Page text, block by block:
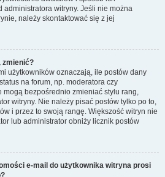
witryny. Jeśli nie można
należy skontaktować się z jej
zmienić?
użytkowników oznaczają, ile postów dany
na forum, np. moderatora czy
mogą bezpośrednio zmieniać stylu rang,
witryny. Nie należy pisać postów tylko po to,
i przez to swoją rangę. Większość witryn nie
lub administrator obniży licznik postów
e-mail do użytkownika witryna prosi